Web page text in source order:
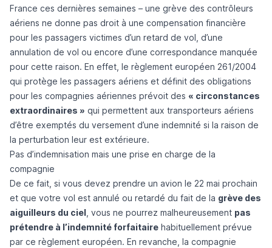
France ces dernières semaines – une grève des contrôleurs
aériens ne donne pas droit à une compensation financière
pour les passagers victimes d’un retard de vol, d’une
annulation de vol ou encore d’une correspondance manquée
pour cette raison. En effet, le règlement européen 261/2004
qui protège les passagers aériens et définit des obligations
pour les compagnies aériennes prévoit des « circonstances
extraordinaires » qui permettent aux transporteurs aériens
d’être exemptés du versement d’une indemnité si la raison de
la perturbation leur est extérieure.
Pas d’indemnisation mais une prise en charge de la
compagnie
De ce fait, si vous devez prendre un avion le 22 mai prochain
et que votre vol est annulé ou retardé du fait de la grève des
aiguilleurs du ciel , vous ne pourrez malheureusement pas
prétendre à l’indemnité forfaitaire habituellement prévue
par ce règlement européen. En revanche, la compagnie